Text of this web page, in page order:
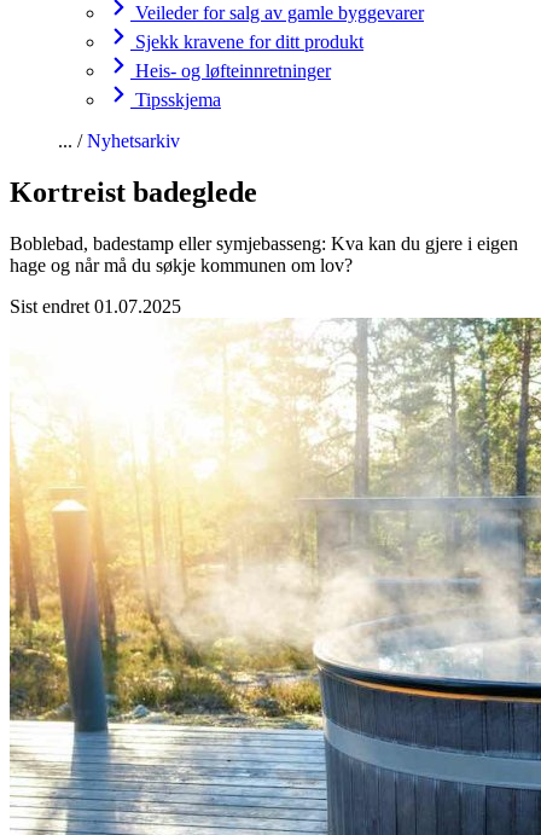
Veileder for salg av gamle byggevarer
Sjekk kravene for ditt produkt
Heis- og løfteinnretninger
Tipsskjema
Nyhetsarkiv
Kortreist badeglede
Boblebad, badestamp eller symjebasseng: Kva kan du gjere i eigen
hage og når må du søkje kommunen om lov?
Sist endret 01.07.2025